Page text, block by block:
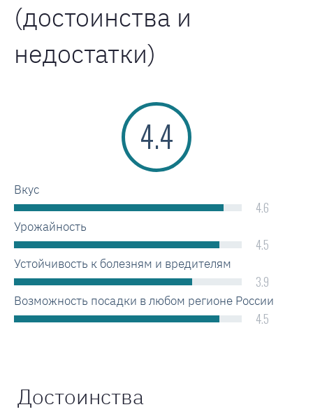
(достоинства и
недостатки)
4.4
Вкус
4.6
Урожайность
4.5
Устойчивость к болезням и вредителям
3.9
Возможность посадки в любом регионе России
4.5
Достоинства